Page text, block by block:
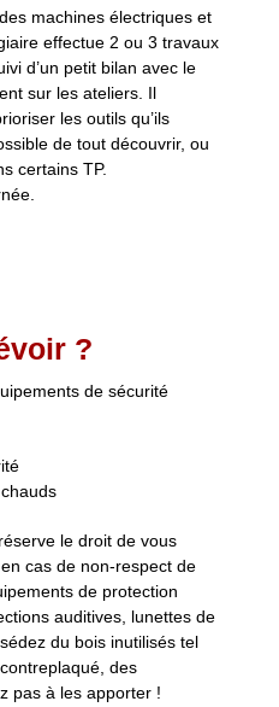
machines électriques et
effectue 2 ou 3 travaux
d’un petit bilan avec le
sur les ateliers. Il
les outils qu’ils
de tout découvrir, ou
certains TP.
?
de sécurité
le droit de vous
cas de non-respect de
de protection
auditives, lunettes de
du bois inutilisés tel
des
pas à les apporter !